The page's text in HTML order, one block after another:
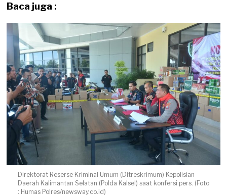
Baca juga :
Direktorat Reserse Kriminal Umum (Ditreskrimum) Kepolisian
Daerah Kalimantan Selatan (Polda Kalsel) saat konfersi pers. (Foto
: Humas Polres/newsway.co.id)